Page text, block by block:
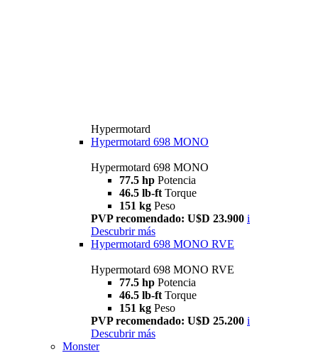
Hypermotard
Hypermotard 698 MONO
Hypermotard 698 MONO
77.5 hp Potencia
46.5 lb-ft Torque
151 kg Peso
PVP recomendado: U$D 23.900 i
Descubrir más
Hypermotard 698 MONO RVE
Hypermotard 698 MONO RVE
77.5 hp Potencia
46.5 lb-ft Torque
151 kg Peso
PVP recomendado: U$D 25.200 i
Descubrir más
Monster